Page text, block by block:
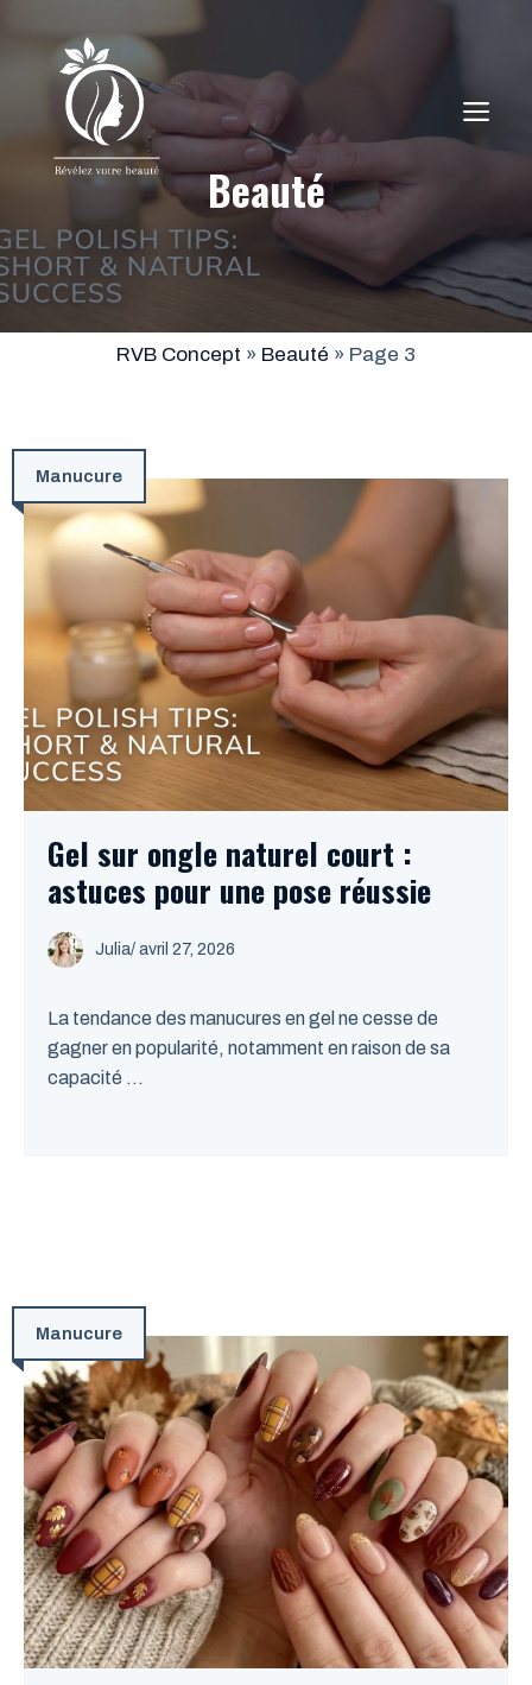
contenu
Beauté
RVB Concept » Beauté » Page 3
Manucure
Gel sur ongle naturel court :
astuces pour une pose réussie
Julia/ avril 27, 2026
La tendance des manucures en gel ne cesse de
gagner en popularité, notamment en raison de sa
capacité ...
Manucure